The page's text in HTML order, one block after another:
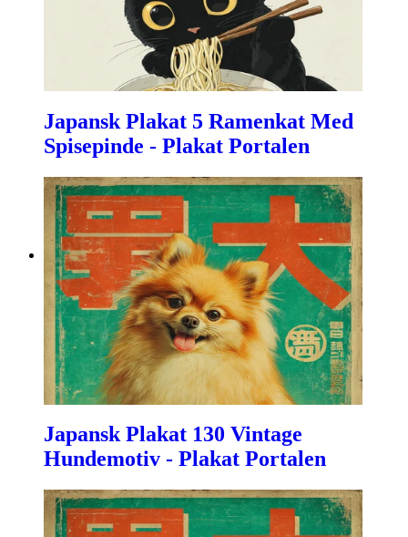
Japansk Plakat 5 Ramenkat Med
Spisepinde - Plakat Portalen
Japansk Plakat 130 Vintage
Hundemotiv - Plakat Portalen